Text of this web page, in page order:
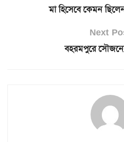
মা হিসেবে কেমন
Next
বহরমপুরে